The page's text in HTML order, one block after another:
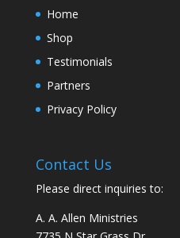
Home
Shop
Testimonials
Partners
Privacy Policy
Contact Us
Please direct inquiries to:
A. A. Allen Ministries